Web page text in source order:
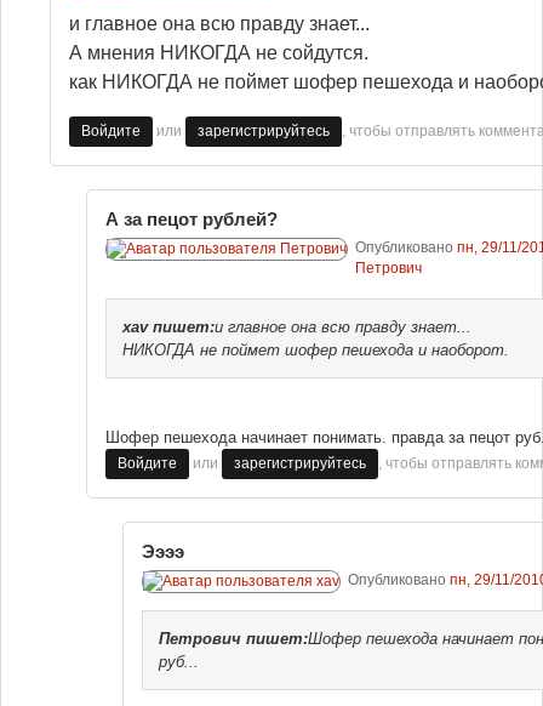
и главное она всю правду знает...
А мнения НИКОГДА не сойдутся.
как НИКОГДА не поймет шофер пешехода и
Войдите или зарегистрируйтесь , чтобы отправлять
А за пецот рублей?
Опубликовано пн, 29/11/
Петрович
xavпишет:и главное она всю правду знает...
НИКОГДА не поймет шофер пешехода и наоборот.
Шофер пешехода начинает понимать. правда за пецот
Войдите или зарегистрируйтесь , чтобы отправлять
Ээээ
Опубликовано пн, 29/11/
Петрович пишет:Шофер пешехода начинает
руб...